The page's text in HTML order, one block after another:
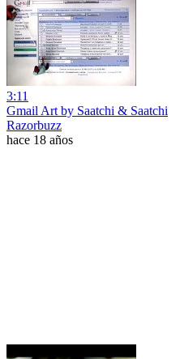
3:11
Gmail Art by Saatchi & Saatchi
Razorbuzz
hace 18 años